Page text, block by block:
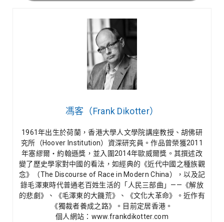
馮客（Frank Dikotter）
1961年出生於荷蘭，香港大學人文學院講座教授、胡佛研
究所（Hoover Institution）資深研究員。作品曾榮獲2011
年塞繆爾‧約翰遜獎，並入圍2014年歐威爾獎。其撰述改
變了歷史學家對中國的看法，如經典的《近代中國之種族觀
念》（The Discourse of Race in Modern China），以及記
錄毛澤東時代普通老百姓生活的「人民三部曲」——《解放
的悲劇》、《毛澤東的大饑荒》、《文化大革命》。近作有
《獨裁者養成之路》。目前定居香港。
個人網站：www.frankdikotter.com